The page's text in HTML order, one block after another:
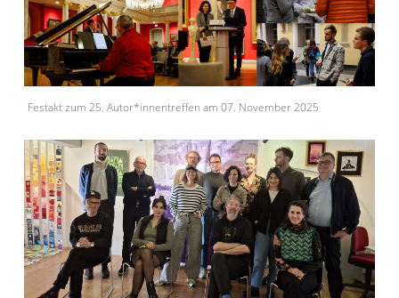
Festakt zum 25. Autor*innentreffen am 07. November 2025